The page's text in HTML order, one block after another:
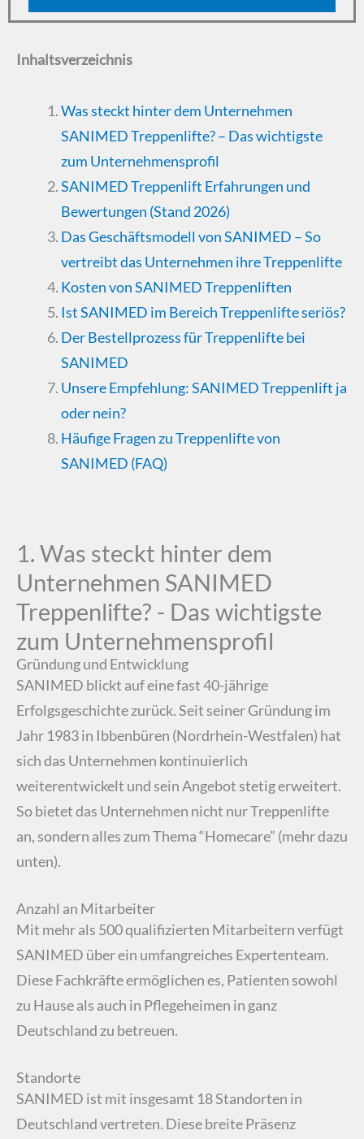
Inhaltsverzeichnis
Was steckt hinter dem Unternehmen
SANIMED Treppenlifte? – Das wichtigste
zum Unternehmensprofil
SANIMED Treppenlift Erfahrungen und
Bewertungen (Stand 2026)
Das Geschäftsmodell von SANIMED – So
vertreibt das Unternehmen ihre Treppenlifte
Kosten von SANIMED Treppenliften
Ist SANIMED im Bereich Treppenlifte seriös?
Der Bestellprozess für Treppenlifte bei
SANIMED
Unsere Empfehlung: SANIMED Treppenlift ja
oder nein?
Häufige Fragen zu Treppenlifte von
SANIMED (FAQ)
1. Was steckt hinter dem
Unternehmen SANIMED
Treppenlifte? - Das wichtigste
zum Unternehmensprofil
Gründung und Entwicklung
SANIMED blickt auf eine fast 40-jährige
Erfolgsgeschichte zurück. Seit seiner Gründung im
Jahr 1983 in Ibbenbüren (Nordrhein-Westfalen) hat
sich das Unternehmen kontinuierlich
weiterentwickelt und sein Angebot stetig erweitert.
So bietet das Unternehmen nicht nur Treppenlifte
an, sondern alles zum Thema “Homecare” (mehr dazu
unten).
Anzahl an Mitarbeiter
Mit mehr als 500 qualifizierten Mitarbeitern verfügt
SANIMED über ein umfangreiches Expertenteam.
Diese Fachkräfte ermöglichen es, Patienten sowohl
zu Hause als auch in Pflegeheimen in ganz
Deutschland zu betreuen.
Standorte
SANIMED ist mit insgesamt 18 Standorten in
Deutschland vertreten. Diese breite Präsenz